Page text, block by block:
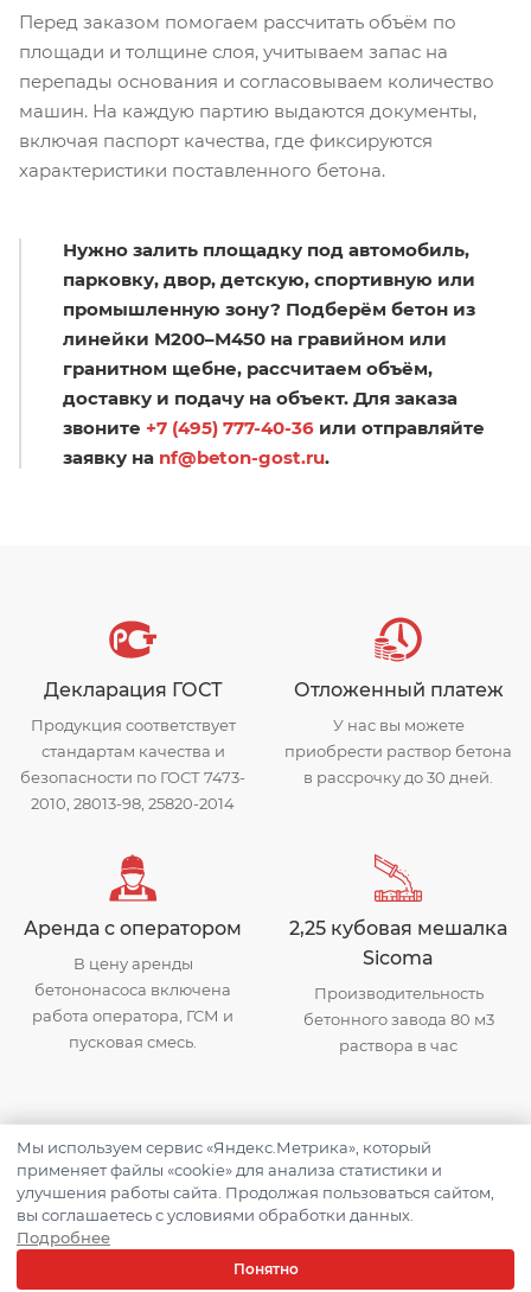
Перед заказом помогаем рассчитать объём по
площади и толщине слоя, учитываем запас на
перепады основания и согласовываем количество
машин. На каждую партию выдаются документы,
включая паспорт качества, где фиксируются
характеристики поставленного бетона.
Нужно залить площадку под автомобиль,
парковку, двор, детскую, спортивную или
промышленную зону? Подберём бетон из
линейки М200–М450 на гравийном или
гранитном щебне, рассчитаем объём,
доставку и подачу на объект. Для заказа
звоните +7 (495) 777-40-36 или отправляйте
заявку на nf@beton-gost.ru.
Декларация ГОСТ
Продукция соответствует
стандартам качества и
безопасности по ГОСТ 7473-
2010, 28013-98, 25820-2014
Отложенный платеж
У нас вы можете
приобрести раствор бетона
в рассрочку до 30 дней.
Аренда с оператором
В цену аренды
бетононасоса включена
работа оператора, ГСМ и
пусковая смесь.
2,25 кубовая мешалка
Sicoma
Производительность
бетонного завода 80 м3
раствора в час
О бетонном заводе «Арис»
в Наро-Фоминске
Мы используем сервис «Яндекс.Метрика», который
применяет файлы «cookie» для анализа статистики и
улучшения работы сайта. Продолжая пользоваться сайтом,
вы соглашаетесь с условиями обработки данных.
Подробнее
Понятно